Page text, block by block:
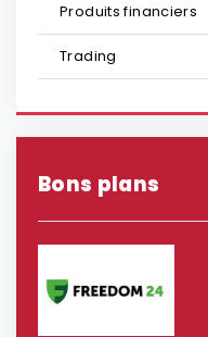
Produits financiers
Trading
Bons plans